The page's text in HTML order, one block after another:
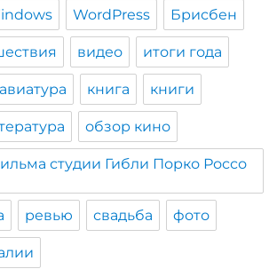
WordPress Брисбен
видео итоги года
книга книги
обзор кино
студии Гибли Порко Россо
ревью свадьба фото